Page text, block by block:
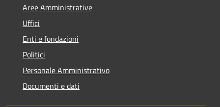
Aree Amministrative
Uffici
Enti e fondazioni
Politici
Personale Amministrativo
Documenti e dati